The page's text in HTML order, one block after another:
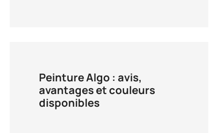
Peinture Algo : avis,
avantages et couleurs
disponibles